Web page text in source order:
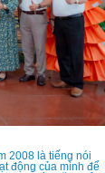
2008 là tiếng nói
động của mình để